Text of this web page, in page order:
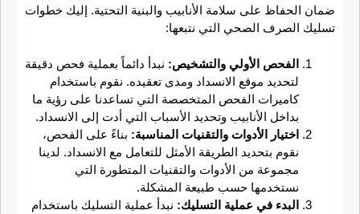
ضمان الحفاظ على سلامة الأنابيب والبنية التحتية. إليك خطوات
تسليك الصرف الصحي التي نتبعها:
الفحص الأولي والتشخيص: نبدأ دائماً بعملية فحص دقيقة
لتحديد موقع الانسداد ومدى تعقيده. نقوم باستخدام
كاميرات الفحص المتخصصة التي تساعدنا على رؤية ما
بداخل الأنابيب وتحديد الأسباب التي أدت إلى الانسداد.
اختيار الأدوات والتقنيات المناسبة: بناءً على الفحص،
نقوم بتحديد الطريقة الأمثل للتعامل مع الانسداد. لدينا
مجموعة من الأدوات والتقنيات المتطورة التي
نستخدمها حسب طبيعة المشكلة.
البدء في عملية التسليك: نبدأ عملية التسليك باستخدام